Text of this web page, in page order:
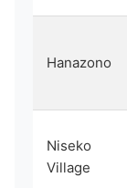
Hanazono
Niseko
Village